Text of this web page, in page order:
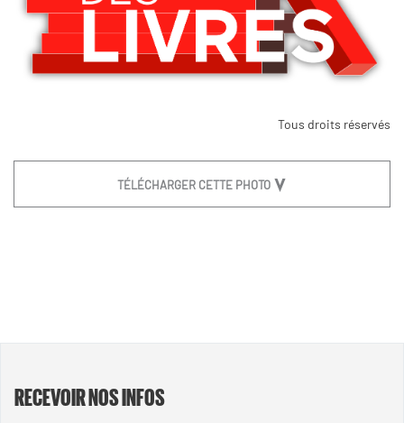
Tous droits réservés
TÉLÉCHARGER CETTE PHOTO
RECEVOIR NOS INFOS